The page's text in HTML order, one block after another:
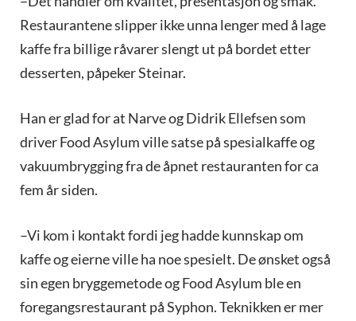
Restaurantene slipper ikke unna lenger med å lage
kaffe fra billige råvarer slengt ut på bordet etter
desserten, påpeker Steinar.
Han er glad for at Narve og Didrik Ellefsen som
driver Food Asylum ville satse på spesialkaffe og
vakuumbrygging fra de åpnet restauranten for ca
fem år siden.
–Vi kom i kontakt fordi jeg hadde kunnskap om
kaffe og eierne ville ha noe spesielt. De ønsket også
sin egen bryggemetode og Food Asylum ble en
foregangsrestaurant på Syphon. Teknikken er mer